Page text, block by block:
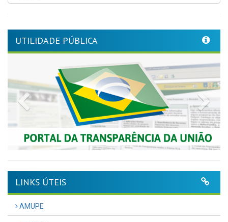
UTILIDADE PÚBLICA
Previous
LINKS ÚTEIS
AMUPE